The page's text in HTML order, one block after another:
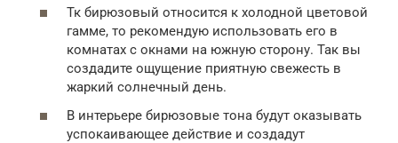
Тк бирюзовый относится к холодной цветовой
гамме, то рекомендую использовать его в
комнатах с окнами на южную сторону. Так вы
создадите ощущение приятную свежесть в
жаркий солнечный день.
В интерьере бирюзовые тона будут оказывать
успокаивающее действие и создадут